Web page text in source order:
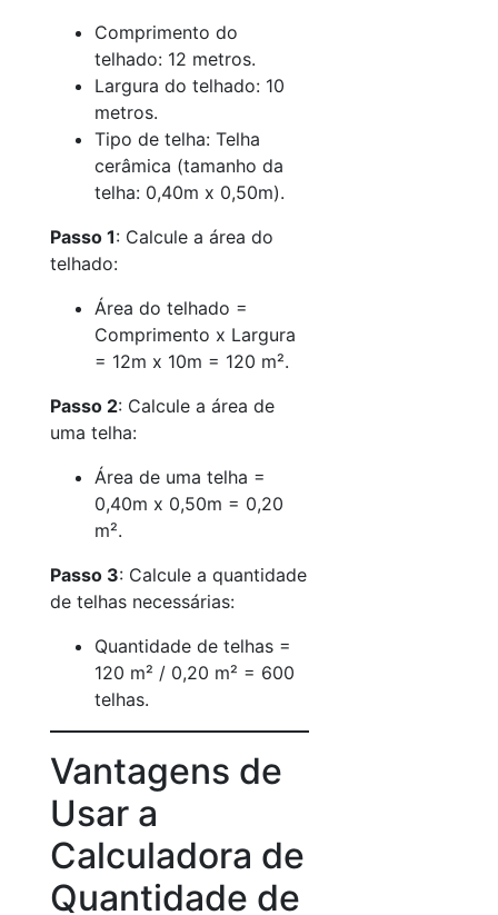
Comprimento do
telhado: 12 metros.
Largura do telhado: 10
metros.
Tipo de telha: Telha
cerâmica (tamanho da
telha: 0,40m x 0,50m).
Passo 1: Calcule a área do
telhado:
Área do telhado =
Comprimento x Largura
= 12m x 10m = 120 m².
Passo 2: Calcule a área de
uma telha:
Área de uma telha =
0,40m x 0,50m = 0,20
m².
Passo 3: Calcule a quantidade
de telhas necessárias:
Quantidade de telhas =
120 m² / 0,20 m² = 600
telhas.
Vantagens de
Usar a
Calculadora de
Quantidade de